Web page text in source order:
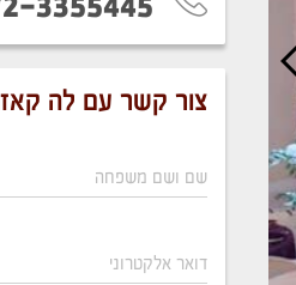
צור קשר עם לה